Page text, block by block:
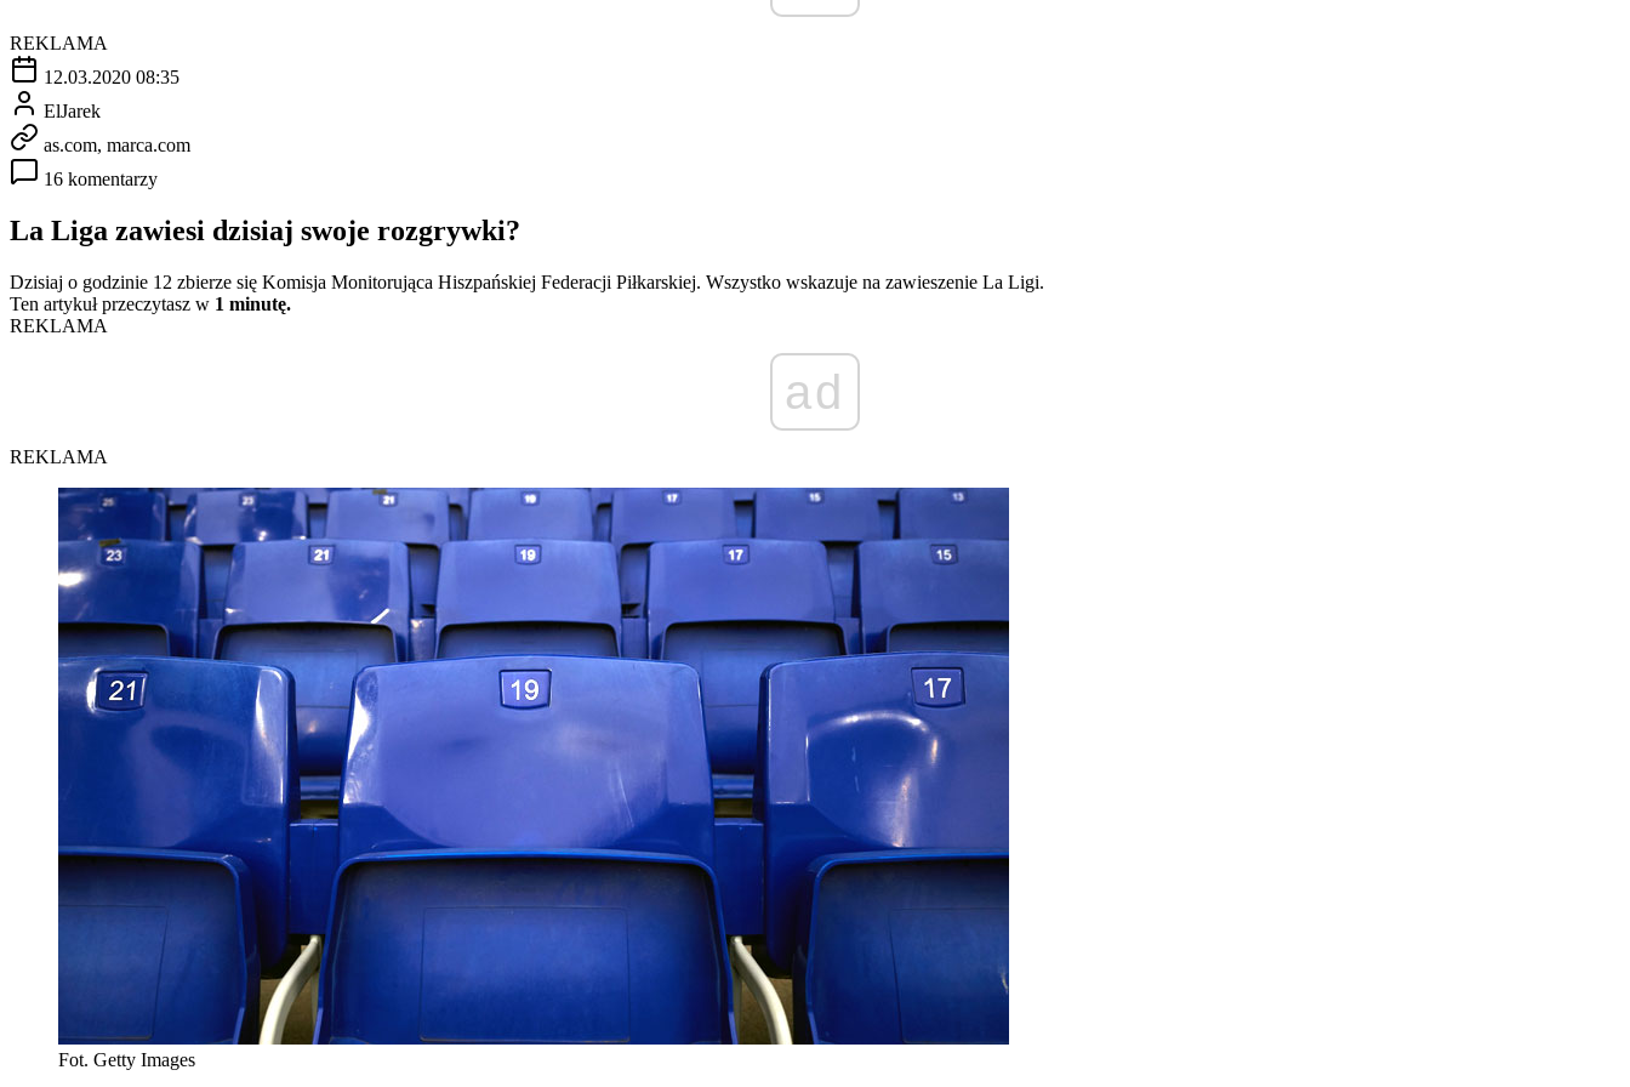
REKLAMA
12.03.2020 08:35
ElJarek
as.com, marca.com
16 komentarzy
La Liga zawiesi dzisiaj swoje rozgrywki?
Dzisiaj o godzinie 12 zbierze się Komisja Monitorująca Hiszpańskiej Federacji Piłkarskiej. Wszystko wskazuje na zawieszenie La Ligi.
Ten artykuł przeczytasz w 1 minutę.
REKLAMA
ad
REKLAMA
Fot. Getty Images